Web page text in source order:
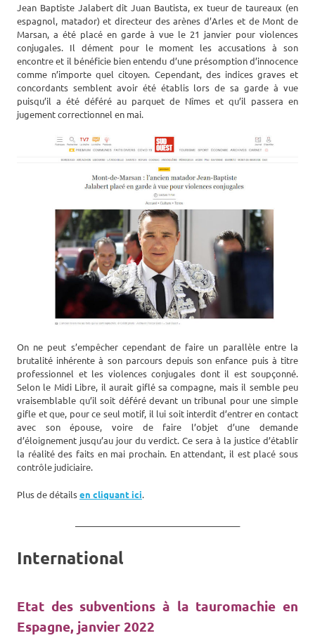
Jean Baptiste Jalabert dit Juan Bautista, ex tueur de taureaux (en
espagnol, matador) et directeur des arènes d’Arles et de Mont de
Marsan, a été placé en garde à vue le 21 janvier pour violences
conjugales. Il dément pour le moment les accusations à son
encontre et il bénéficie bien entendu d’une présomption d’innocence
comme n’importe quel citoyen. Cependant, des indices graves et
concordants semblent avoir été établis lors de sa garde à vue
puisqu’il a été déféré au parquet de Nîmes et qu’il passera en
jugement correctionnel en mai.
On ne peut s’empêcher cependant de faire un parallèle entre la
brutalité inhérente à son parcours depuis son enfance puis à titre
professionnel et les violences conjugales dont il est soupçonné.
Selon le Midi Libre, il aurait giflé sa compagne, mais il semble peu
vraisemblable qu’il soit déféré devant un tribunal pour une simple
gifle et que, pour ce seul motif, il lui soit interdit d’entrer en contact
avec son épouse, voire de faire l’objet d’une demande
d’éloignement jusqu’au jour du verdict. Ce sera à la justice d’établir
la réalité des faits en mai prochain. En attendant, il est placé sous
contrôle judiciaire.
Plus de détailsen cliquant ici.
International
Etat des subventions à la tauromachie en
Espagne, janvier 2022